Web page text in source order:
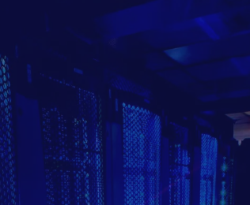
Event
HOME EVENT